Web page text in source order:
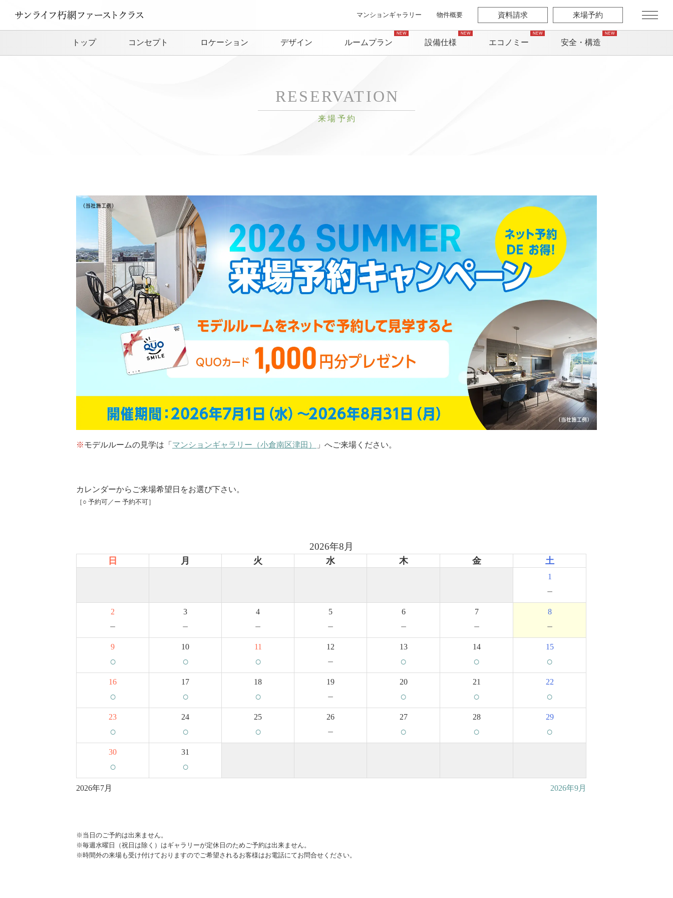
マンションギャラリー 物件概要 資料請求 来場予約
トップ コンセプト ロケーション デザイン ルームプラン 設備仕様 エコノミー 安全・構造
RESERVATION
来場予約
※モデルルームの見学は「 マンションギャラリー（小倉南区津田） 」へご来場ください。
カレンダーからご来場希望日をお選び下さい。
［○ 予約可／ー 予約不可］
2026年8月
日 月 火 水 木 金 土
1
－
2
－
3
－
4
－
5
－
6
－
7
－
8
－
9
○
10
○
11
○
12
－
13
○
14
○
15
○
16
○
17
○
18
○
19
－
20
○
21
○
22
○
23
○
24
○
25
○
26
－
27
○
28
○
29
○
30
○
31
○
2026年7月 2026年9月
※当日のご予約は出来ません。
※毎週水曜日（祝日は除く）はギャラリーが定休日のためご予約は出来ません。
※時間外の来場も受け付けておりますのでご希望されるお客様はお電話にてお問合せください。